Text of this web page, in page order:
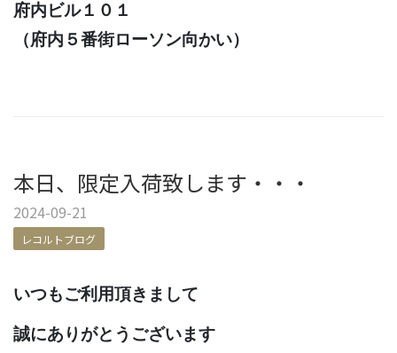
府内ビル１０１
（府内５番街ローソン向かい）
本日、限定入荷致します・・・
2024-09-21
レコルトブログ
いつもご利用頂きまして
誠にありがとうございます